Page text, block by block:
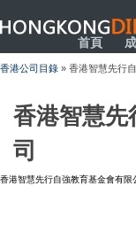
HONGKONGDIR
首頁
香港公司目錄 » 香港智慧先行
香港智慧先
司
香港智慧先行自強教育基金會有限